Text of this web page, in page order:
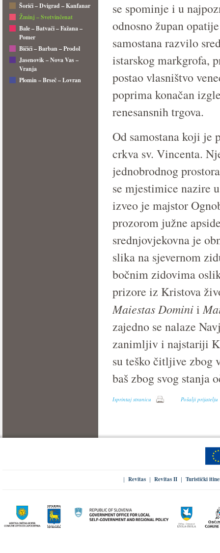
Šorići – Dvigrad – Kanfanar
Žminj – Svetvinčenat
Bale – Batvači – Fažana –
Pomer
Bičići – Barban – Prodol
Jasenovik – Nova Vas –
Vranja
Plomin – Brseč – Lovran
se spominje i u
odnosno župan
samostana razvilo
istarskog markgrofa,
postao vlasništvo
poprima konačan
renesansnih trgova.
Od samostana koji je
crkva sv. Vincenta.
jednobrodnog
se mjestimice nazire
izveo je majstor
prozorom južne
srednjovjekovna je
slika na sjevernom
bočnim zidovima
prizore iz Kristova
Maiestas Dominii
zajedno se nalaze
zanimljiv i najstariji
su teško čitljive zbog
baš zbog svog stanja
Isprintaj stranicu Pošalji prijatelju
Revitas Revitas II Turistički